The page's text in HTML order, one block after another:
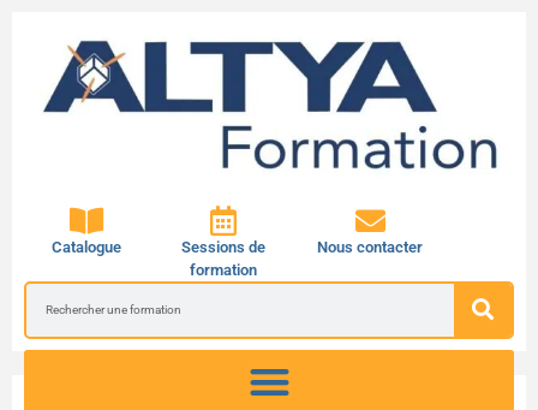
Catalogue
Sessions de
formation
Nous contacter